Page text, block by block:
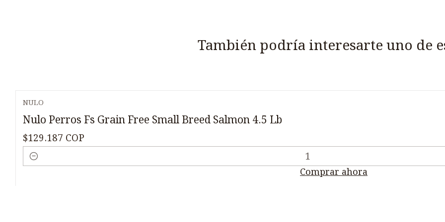
También podría interesarte uno de
NULO
Nulo Perros Fs Grain Free Small Breed Salmon 4.5 Lb
$129.187 COP
Cantidad
Comprar ahora